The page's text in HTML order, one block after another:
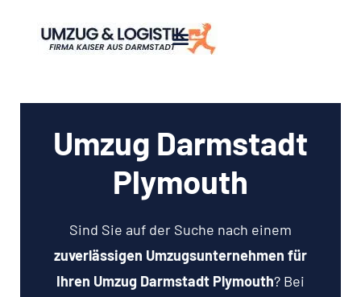
Umzug Darmstadt
Plymouth
Sind Sie auf der Suche nach einem
zuverlässigen Umzugsunternehmen für
Ihren Umzug Darmstadt Plymouth? Bei